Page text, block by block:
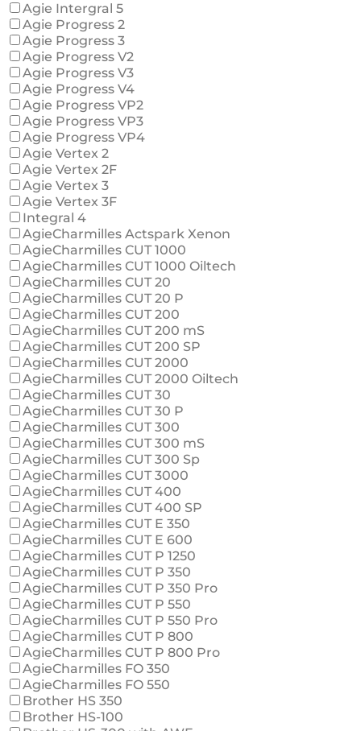
Agie Intergral 5
Agie Progress 2
Agie Progress 3
Agie Progress V2
Agie Progress V3
Agie Progress V4
Agie Progress VP2
Agie Progress VP3
Agie Progress VP4
Agie Vertex 2
Agie Vertex 2F
Agie Vertex 3
Agie Vertex 3F
Integral 4
AgieCharmilles Actspark Xenon
AgieCharmilles CUT 1000
AgieCharmilles CUT 1000 Oiltech
AgieCharmilles CUT 20
AgieCharmilles CUT 20 P
AgieCharmilles CUT 200
AgieCharmilles CUT 200 mS
AgieCharmilles CUT 200 SP
AgieCharmilles CUT 2000
AgieCharmilles CUT 2000 Oiltech
AgieCharmilles CUT 30
AgieCharmilles CUT 30 P
AgieCharmilles CUT 300
AgieCharmilles CUT 300 mS
AgieCharmilles CUT 300 Sp
AgieCharmilles CUT 3000
AgieCharmilles CUT 400
AgieCharmilles CUT 400 SP
AgieCharmilles CUT E 350
AgieCharmilles CUT E 600
AgieCharmilles CUT P 1250
AgieCharmilles CUT P 350
AgieCharmilles CUT P 350 Pro
AgieCharmilles CUT P 550
AgieCharmilles CUT P 550 Pro
AgieCharmilles CUT P 800
AgieCharmilles CUT P 800 Pro
AgieCharmilles FO 350
AgieCharmilles FO 550
Brother HS 350
Brother HS-100